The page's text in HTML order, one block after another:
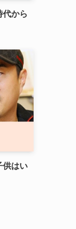
代から
供はい